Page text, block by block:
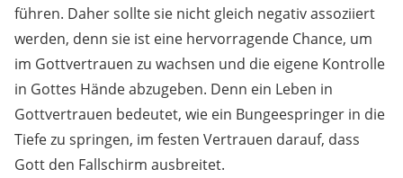
führen. Daher sollte sie nicht gleich negativ assoziiert
werden, denn sie ist eine hervorragende Chance, um
im Gottvertrauen zu wachsen und die eigene Kontrolle
in Gottes Hände abzugeben. Denn ein Leben in
Gottvertrauen bedeutet, wie ein Bungeespringer in die
Tiefe zu springen, im festen Vertrauen darauf, dass
Gott den Fallschirm ausbreitet.